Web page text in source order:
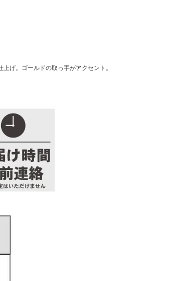
げ。ゴールドの取っ手がアクセント。